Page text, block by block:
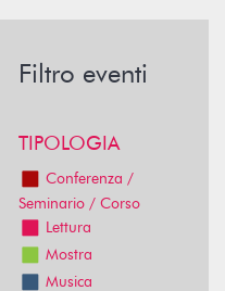
Filtro eventi
TIPOLOGIA
Conferenza /
Seminario / Corso
Lettura
Mostra
Musica